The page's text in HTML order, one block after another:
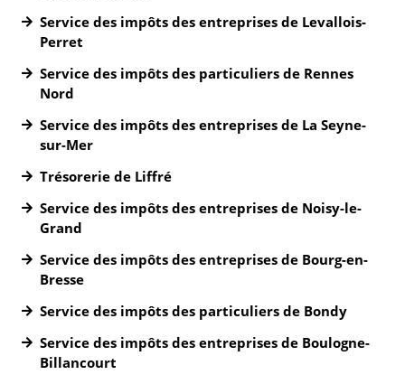
Service des impôts des entreprises de Levallois-
Perret
Service des impôts des particuliers de Rennes
Nord
Service des impôts des entreprises de La Seyne-
sur-Mer
Trésorerie de Liffré
Service des impôts des entreprises de Noisy-le-
Grand
Service des impôts des entreprises de Bourg-en-
Bresse
Service des impôts des particuliers de Bondy
Service des impôts des entreprises de Boulogne-
Billancourt